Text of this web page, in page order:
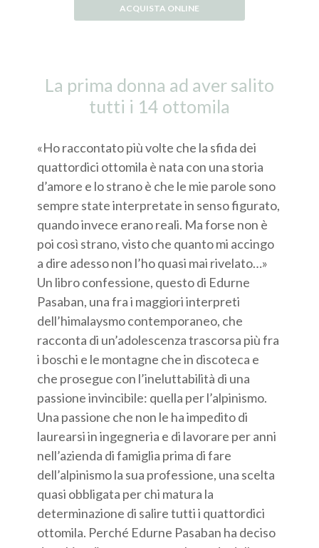
ACQUISTA ONLINE
La prima donna ad aver salito
tutti i 14 ottomila
«Ho raccontato più volte che la sfida dei
quattordici ottomila è nata con una storia
d’amore e lo strano è che le mie parole sono
sempre state interpretate in senso figurato,
quando invece erano reali. Ma forse non è
poi così strano, visto che quanto mi accingo
a dire adesso non l’ho quasi mai rivelato…»
Un libro confessione, questo di Edurne
Pasaban, una fra i maggiori interpreti
dell’himalaysmo contemporaneo, che
racconta di un’adolescenza trascorsa più fra
i boschi e le montagne che in discoteca e
che prosegue con l’ineluttabilità di una
passione invincibile: quella per l’alpinismo.
Una passione che non le ha impedito di
laurearsi in ingegneria e di lavorare per anni
nell’azienda di famiglia prima di fare
dell’alpinismo la sua professione, una scelta
quasi obbligata per chi matura la
determinazione di salire tutti i quattordici
ottomila. Perché Edurne Pasaban ha deciso